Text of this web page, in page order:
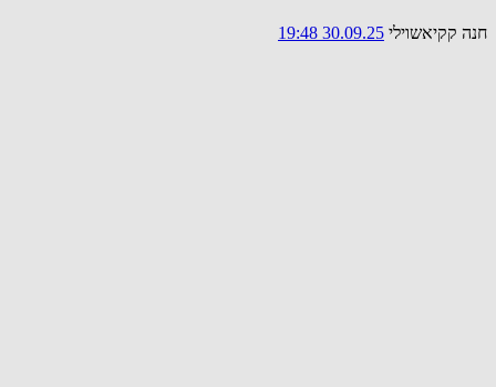
חנה קקיאשוילי 30.09.25 19:48